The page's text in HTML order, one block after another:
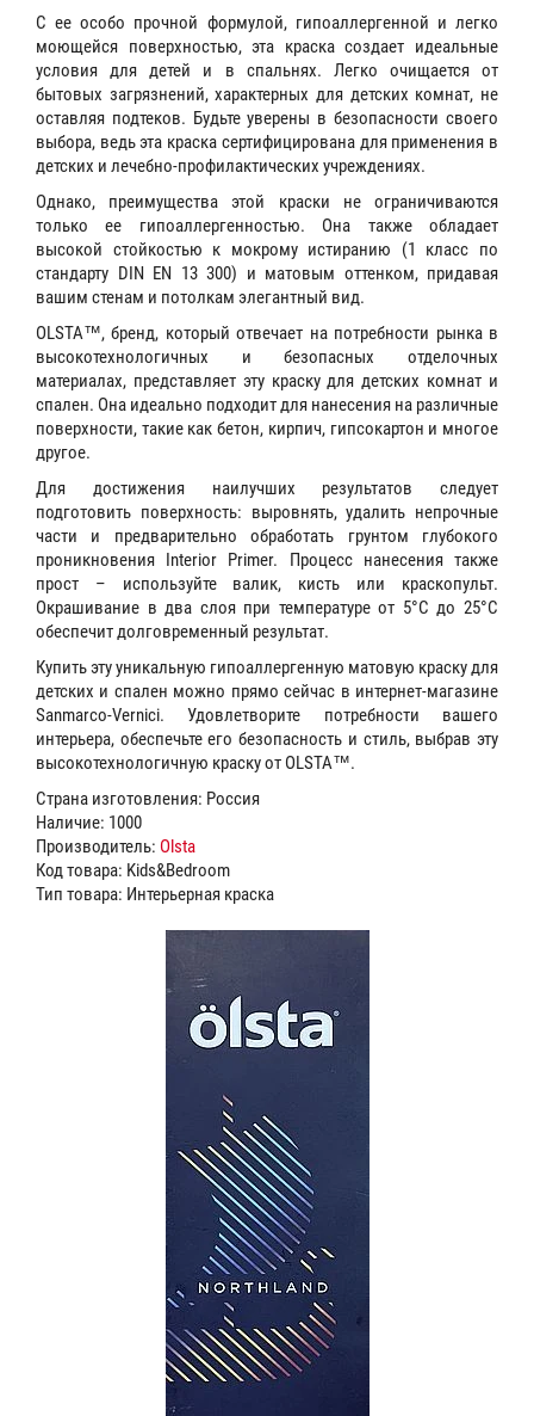
С ее особо прочной формулой, гипоаллергенной и легко
моющейся поверхностью, эта краска создает идеальные
условия для детей и в спальнях. Легко очищается от
бытовых загрязнений, характерных для детских комнат, не
оставляя подтеков. Будьте уверены в безопасности своего
выбора, ведь эта краска сертифицирована для применения в
детских и лечебно-профилактических учреждениях.
Однако, преимущества этой краски не ограничиваются
только ее гипоаллергенностью. Она также обладает
высокой стойкостью к мокрому истиранию (1 класс по
стандарту DIN EN 13 300) и матовым оттенком, придавая
вашим стенам и потолкам элегантный вид.
OLSTA™, бренд, который отвечает на потребности рынка в
высокотехнологичных и безопасных отделочных
материалах, представляет эту краску для детских комнат и
спален. Она идеально подходит для нанесения на различные
поверхности, такие как бетон, кирпич, гипсокартон и многое
другое.
Для достижения наилучших результатов следует
подготовить поверхность: выровнять, удалить непрочные
части и предварительно обработать грунтом глубокого
проникновения Interior Primer. Процесс нанесения также
прост – используйте валик, кисть или краскопульт.
Окрашивание в два слоя при температуре от 5°С до 25°С
обеспечит долговременный результат.
Купить эту уникальную гипоаллергенную матовую краску для
детских и спален можно прямо сейчас в интернет-магазине
Sanmarco-Vernici. Удовлетворите потребности вашего
интерьера, обеспечьте его безопасность и стиль, выбрав эту
высокотехнологичную краску от OLSTA™.
Страна изготовления: Россия
Наличие: 1000
Производитель: Olsta
Код товара: Kids&Bedroom
Тип товара: Интерьерная краска